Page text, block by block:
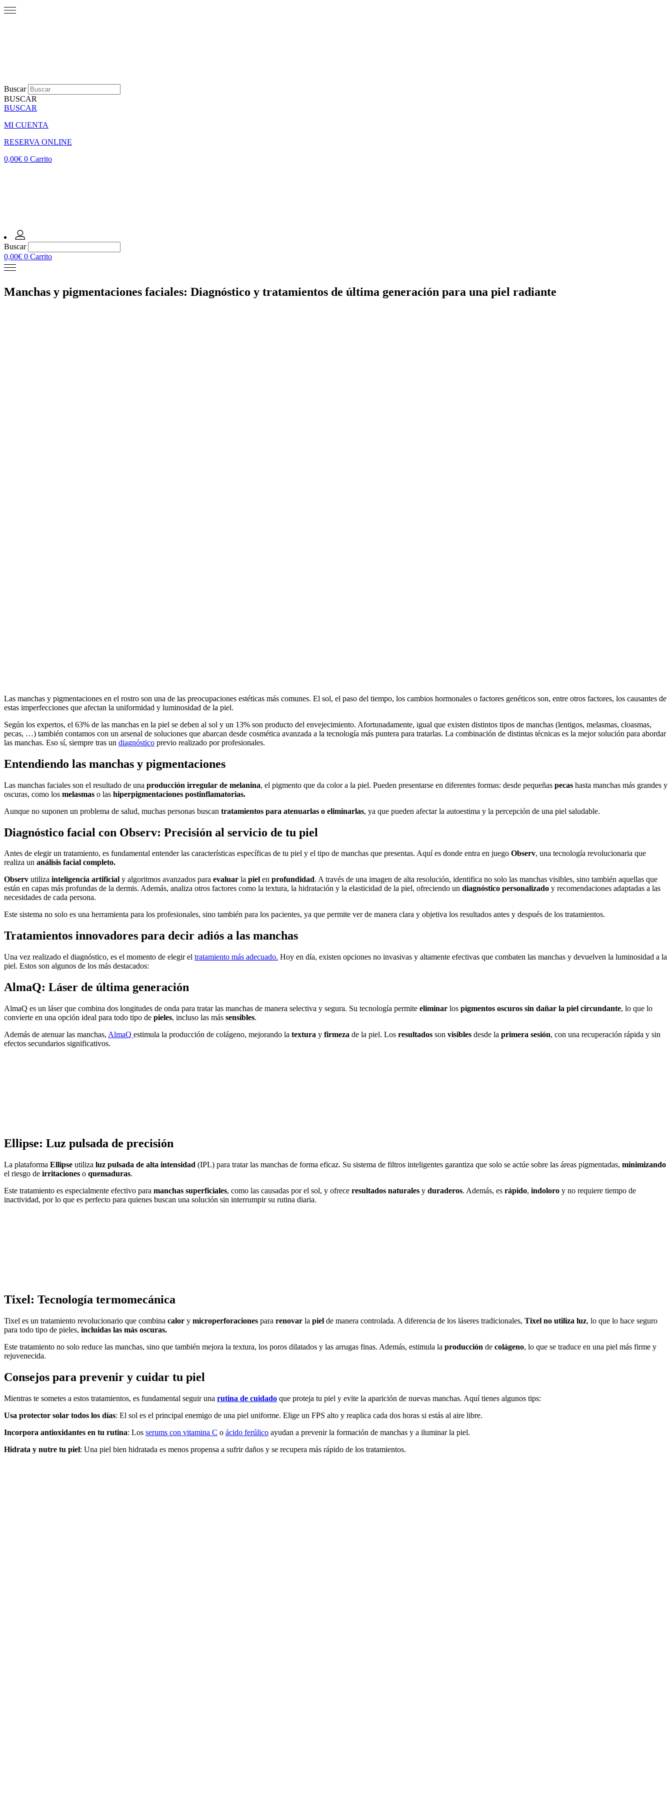
Buscar
BUSCAR
BUSCAR
MI CUENTA
RESERVA ONLINE
0,00€ 0 Carrito
Buscar
0,00€ 0 Carrito
Manchas y pigmentaciones faciales: Diagnóstico y tratamientos de última generación para una piel radiante
Las manchas y pigmentaciones en el rostro son una de las preocupaciones estéticas más comunes. El sol, el paso del tiempo, los cambios hormonales o factores genéticos son, entre otros factores, los causantes de
estas imperfecciones que afectan la uniformidad y luminosidad de la piel.
Según los expertos, el 63% de las manchas en la piel se deben al sol y un 13% son producto del envejecimiento. Afortunadamente, igual que existen distintos tipos de manchas (lentigos, melasmas, cloasmas,
pecas, …) también contamos con un arsenal de soluciones que abarcan desde cosmética avanzada a la tecnología más puntera para tratarlas. La combinación de distintas técnicas es la mejor solución para abordar
las manchas. Eso sí, siempre tras un diagnóstico previo realizado por profesionales.
Entendiendo las manchas y pigmentaciones
Las manchas faciales son el resultado de una producción irregular de melanina, el pigmento que da color a la piel. Pueden presentarse en diferentes formas: desde pequeñas pecas hasta manchas más grandes y
oscuras, como los melasmas o las hiperpigmentaciones postinflamatorias.
Aunque no suponen un problema de salud, muchas personas buscan tratamientos para atenuarlas o eliminarlas, ya que pueden afectar la autoestima y la percepción de una piel saludable.
Diagnóstico facial con Observ: Precisión al servicio de tu piel
Antes de elegir un tratamiento, es fundamental entender las características específicas de tu piel y el tipo de manchas que presentas. Aquí es donde entra en juego Observ, una tecnología revolucionaria que
realiza un análisis facial completo.
Observ utiliza inteligencia artificial y algoritmos avanzados para evaluar la piel en profundidad. A través de una imagen de alta resolución, identifica no solo las manchas visibles, sino también aquellas que
están en capas más profundas de la dermis. Además, analiza otros factores como la textura, la hidratación y la elasticidad de la piel, ofreciendo un diagnóstico personalizado y recomendaciones adaptadas a las
necesidades de cada persona.
Este sistema no solo es una herramienta para los profesionales, sino también para los pacientes, ya que permite ver de manera clara y objetiva los resultados antes y después de los tratamientos.
Tratamientos innovadores para decir adiós a las manchas
Una vez realizado el diagnóstico, es el momento de elegir el tratamiento más adecuado. Hoy en día, existen opciones no invasivas y altamente efectivas que combaten las manchas y devuelven la luminosidad a la
piel. Estos son algunos de los más destacados:
AlmaQ: Láser de última generación
AlmaQ es un láser que combina dos longitudes de onda para tratar las manchas de manera selectiva y segura. Su tecnología permite eliminar los pigmentos oscuros sin dañar la piel circundante, lo que lo
convierte en una opción ideal para todo tipo de pieles, incluso las más sensibles.
Además de atenuar las manchas, AlmaQ estimula la producción de colágeno, mejorando la textura y firmeza de la piel. Los resultados son visibles desde la primera sesión, con una recuperación rápida y sin
efectos secundarios significativos.
Ellipse: Luz pulsada de precisión
La plataforma Ellipse utiliza luz pulsada de alta intensidad (IPL) para tratar las manchas de forma eficaz. Su sistema de filtros inteligentes garantiza que solo se actúe sobre las áreas pigmentadas, minimizando
el riesgo de irritaciones o quemaduras.
Este tratamiento es especialmente efectivo para manchas superficiales, como las causadas por el sol, y ofrece resultados naturales y duraderos. Además, es rápido, indoloro y no requiere tiempo de
inactividad, por lo que es perfecto para quienes buscan una solución sin interrumpir su rutina diaria.
Tixel: Tecnología termomecánica
Tixel es un tratamiento revolucionario que combina calor y microperforaciones para renovar la piel de manera controlada. A diferencia de los láseres tradicionales, Tixel no utiliza luz, lo que lo hace seguro
para todo tipo de pieles, incluidas las más oscuras.
Este tratamiento no solo reduce las manchas, sino que también mejora la textura, los poros dilatados y las arrugas finas. Además, estimula la producción de colágeno, lo que se traduce en una piel más firme y
rejuvenecida.
Consejos para prevenir y cuidar tu piel
Mientras te sometes a estos tratamientos, es fundamental seguir una rutina de cuidado que proteja tu piel y evite la aparición de nuevas manchas. Aquí tienes algunos tips:
Usa protector solar todos los días: El sol es el principal enemigo de una piel uniforme. Elige un FPS alto y reaplica cada dos horas si estás al aire libre.
Incorpora antioxidantes en tu rutina: Los serums con vitamina C o ácido ferúlico ayudan a prevenir la formación de manchas y a iluminar la piel.
Hidrata y nutre tu piel: Una piel bien hidratada es menos propensa a sufrir daños y se recupera más rápido de los tratamientos.